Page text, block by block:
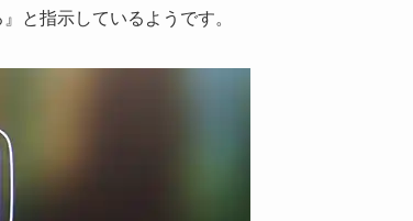
と指示しているようです。